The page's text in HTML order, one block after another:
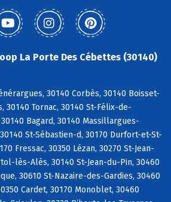
La Porte Des Cébettes (30140)
30140 Corbès, 30140 Boisset-
30140 Tornac, 30140 St-Félix-de-
Bagard, 30140 Massillargues-
St-Sébastien-d, 30170 Durfort-et-St-
Fressac, 30350 Lézan, 30270 St-Jean-
lès-Alès, 30140 St-Jean-du-Pin, 30460
30610 St-Nazaire-des-Gardies, 30460
Cardet, 30170 Monoblet, 30460